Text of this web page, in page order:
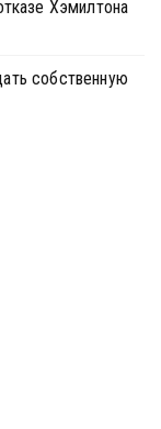
Хэмилтона
собственную